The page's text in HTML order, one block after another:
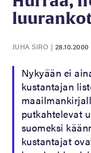
JUHA SIRO | 28.10.2000
Nykyään ei
kustantajan
putkahtelevat
suomeksi
kustantajat